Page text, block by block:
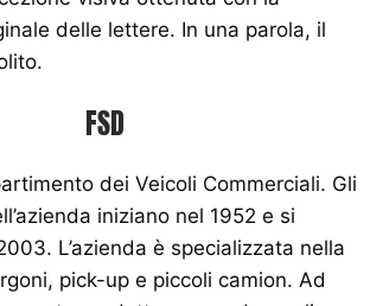
delle lettere. In una parola, il
FSD
dei Veicoli Commerciali. Gli
iniziano nel 1952 e si
L’azienda è specializzata nella
pick-up e piccoli camion. Ad